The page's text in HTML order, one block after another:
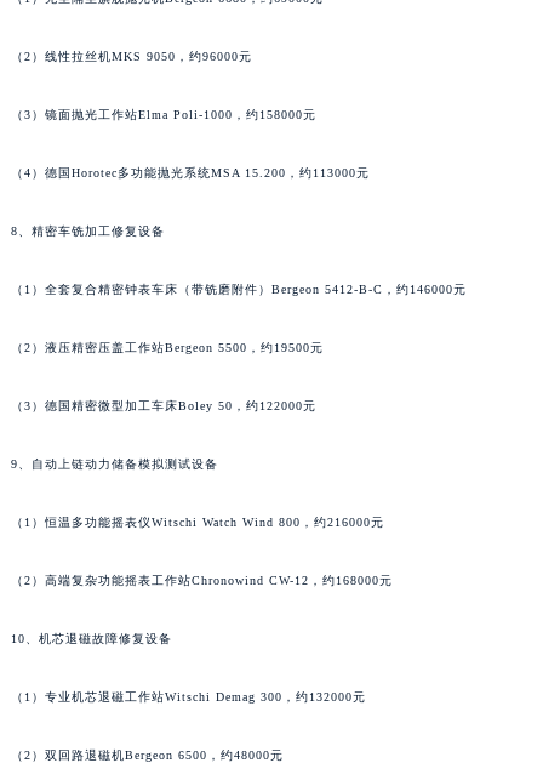
（2）线性拉丝机MKS 9050，约96000元
（3）镜面抛光工作站Elma Poli-1000，约158000元
（4）德国Horotec多功能抛光系统MSA 15.200，约113000元
8、精密车铣加工修复设备
（1）全套复合精密钟表车床（带铣磨附件）Bergeon 5412-B-C，约146000元
（2）液压精密压盖工作站Bergeon 5500，约19500元
（3）德国精密微型加工车床Boley 50，约122000元
9、自动上链动力储备模拟测试设备
（1）恒温多功能摇表仪Witschi Watch Wind 800，约216000元
（2）高端复杂功能摇表工作站Chronowind CW-12，约168000元
10、机芯退磁故障修复设备
（1）专业机芯退磁工作站Witschi Demag 300，约132000元
（2）双回路退磁机Bergeon 6500，约48000元